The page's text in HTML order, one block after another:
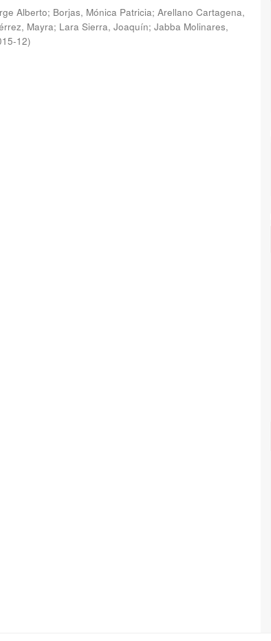
Alberto; Borjas, Mónica Patricia; Arellano Cartagena,
Mayra; Lara Sierra, Joaquín; Jabba Molinares,
12)